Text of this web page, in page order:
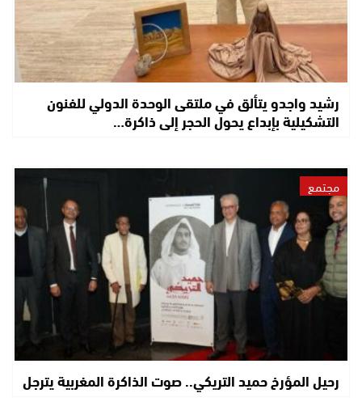
رشيد واجدو يتألق في ملتقى الوحدة الدولي للفنون
التشكيلية بإبداع يحول الحجر إلى ذاكرة…
مجتمع
رحيل المؤرخ حميد التريكي.. صوت الذاكرة المغربية يترجل